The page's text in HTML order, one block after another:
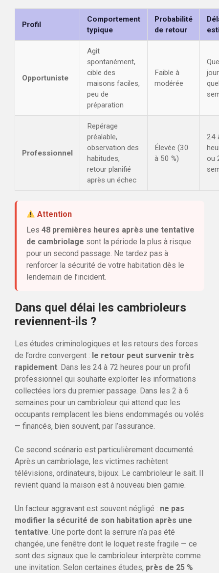
Profil
Comportement
typique
Probabilité
de retour
Opportuniste
Agit
spontanément,
cible des
maisons faciles,
peu de
préparation
Faible à
modérée
Professionnel
Repérage
préalable,
observation des
habitudes,
retour planifié
après un échec
Élevée (30
à 50 %)
24
ou
Attention
Les 48 premières heures après une tentative
de cambriolage sont la période la plus à risque
pour un second passage. Ne tardez pas à
renforcer la sécurité de votre habitation dès le
lendemain de l’incident.
Dans quel délai les cambrioleurs
reviennent-ils ?
Les études criminologiques et les retours des forces
de l’ordre convergent : le retour peut survenir très
rapidement. Dans les 24 à 72 heures pour un profil
professionnel qui souhaite exploiter les informations
collectées lors du premier passage. Dans les 2 à 6
semaines pour un cambrioleur qui attend que les
occupants remplacent les biens endommagés ou volés
— financés, bien souvent, par l’assurance.
Ce second scénario est particulièrement documenté.
Après un cambriolage, les victimes rachètent
télévisions, ordinateurs, bijoux. Le cambrioleur le sait. Il
revient quand la maison est à nouveau bien garnie.
Un facteur aggravant est souvent négligé : ne pas
modifier la sécurité de son habitation après une
tentative. Une porte dont la serrure n’a pas été
changée, une fenêtre dont le loquet reste fragile — ce
sont des signaux que le cambrioleur interprète comme
une invitation. Selon certaines études, près de 25 %